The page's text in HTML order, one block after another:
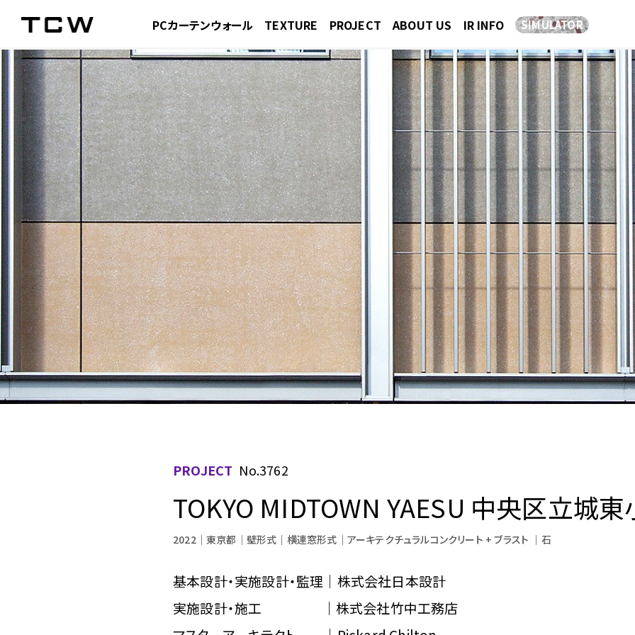
PCカーテンウォール TEXTURE PROJECT ABOUT US IR INFO SIMULATOR
PROJECT No.3762
TOKYO MIDTOWN YAESU 中央区立城
2022 東京都 壁形式 横連窓形式 アーキテクチュラルコンクリート + ブラスト 石
基本設計・実施設計・監理｜株式会社日本設計
実施設計・施工 ｜株式会社竹中工務店